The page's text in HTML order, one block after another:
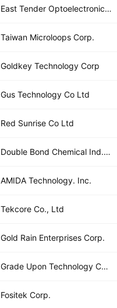
East Tender Optoelectronics Corp.
Taiwan Microloops Corp.
Goldkey Technology Corp
Gus Technology Co Ltd
Red Sunrise Co Ltd
Double Bond Chemical Ind., Co., Ltd.
AMIDA Technology. Inc.
Tekcore Co., Ltd
Gold Rain Enterprises Corp.
Grade Upon Technology Corp.
Fositek Corp.